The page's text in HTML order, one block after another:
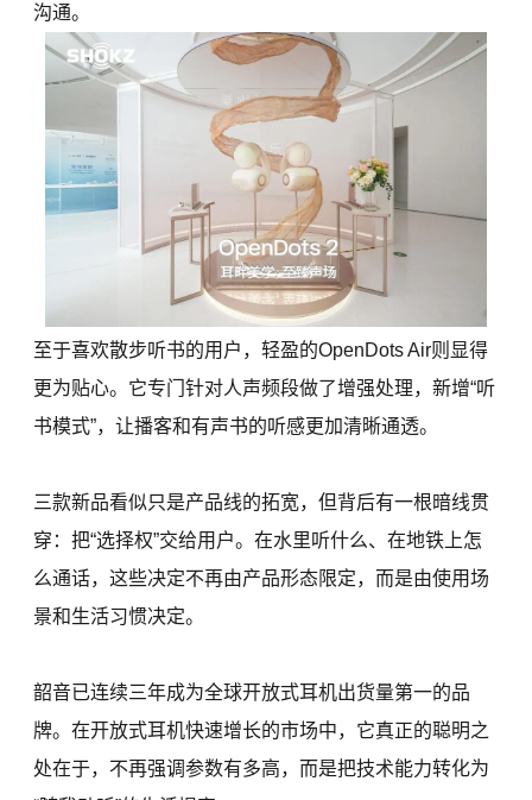
沟通。
至于喜欢散步听书的用户，轻盈的OpenDots Air则显得
更为贴心。它专门针对人声频段做了增强处理，新增“听
书模式”，让播客和有声书的听感更加清晰通透。
三款新品看似只是产品线的拓宽，但背后有一根暗线贯
穿：把“选择权”交给用户。在水里听什么、在地铁上怎
么通话，这些决定不再由产品形态限定，而是由使用场
景和生活习惯决定。
韶音已连续三年成为全球开放式耳机出货量第一的品
牌。在开放式耳机快速增长的市场中，它真正的聪明之
处在于，不再强调参数有多高，而是把技术能力转化为